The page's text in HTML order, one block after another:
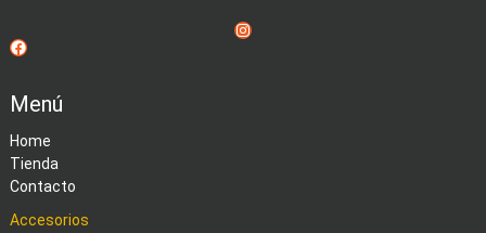
Instagram
Facebook
Menú
Home
Tienda
Contacto
Accesorios